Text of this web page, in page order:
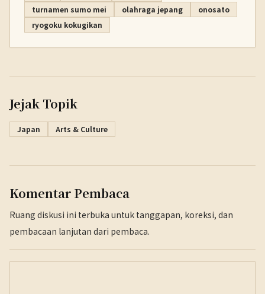
turnamen sumo mei olahraga jepang
onosato
ryogoku kokugikan
Jejak Topik
Japan Arts & Culture
Komentar Pembaca
Ruang diskusi ini terbuka untuk tanggapan, koreksi, dan
pembacaan lanjutan dari pembaca.